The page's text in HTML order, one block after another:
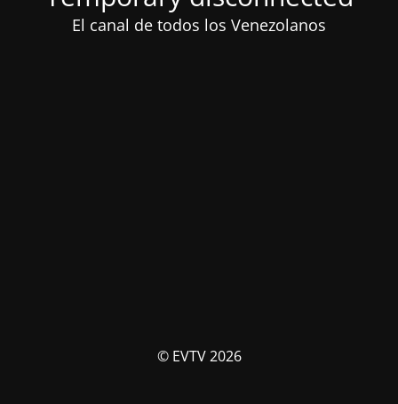
El canal de todos los Venezolanos
© EVTV 2026